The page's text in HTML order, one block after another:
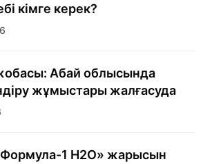
кімге керек?
Абай облысында
жұмыстары жалғасуда
1 H2O» жарысын